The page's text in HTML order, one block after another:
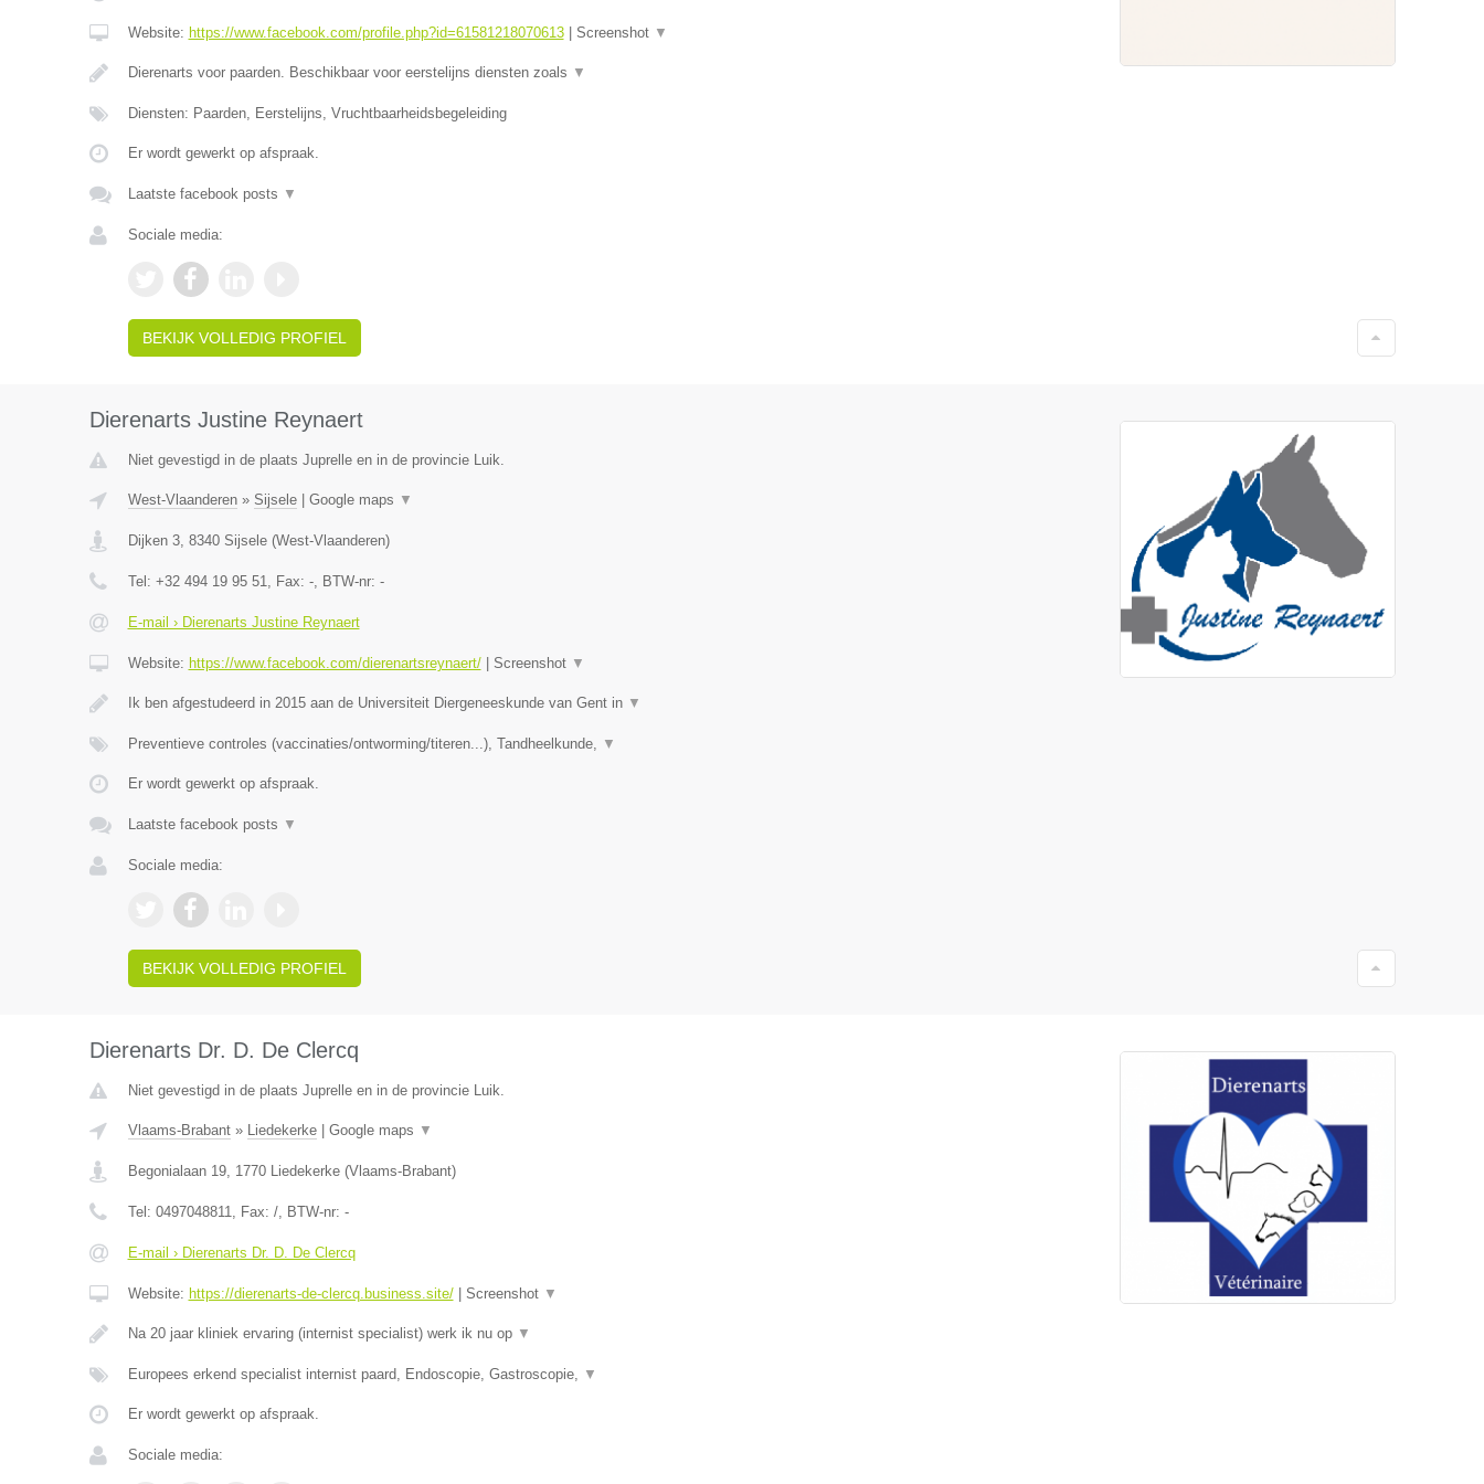
Website: https://www.facebook.com/profile.php?id=61581218070613| Screenshot ▼
Dierenarts voor paarden. Beschikbaar voor eerstelijns diensten zoals ▼
Diensten: Paarden, Eerstelijns, Vruchtbaarheidsbegeleiding
Er wordt gewerkt op afspraak.
Laatste facebook posts ▼
Sociale media:
BEKIJK VOLLEDIG PROFIEL
Dierenarts Justine Reynaert
Niet gevestigd in de plaats Juprelle en in de provincie Luik.
West-Vlaanderen» Sijsele| Google maps ▼
Dijken 3, 8340 Sijsele(West-Vlaanderen)
Tel: +32 494 19 95 51, Fax: -, BTW-nr: -
E-mail › Dierenarts Justine Reynaert
Website: https://www.facebook.com/dierenartsreynaert/| Screenshot ▼
Ik ben afgestudeerd in 2015 aan de Universiteit Diergeneeskunde van Gent in ▼
Preventieve controles (vaccinaties/ontworming/titeren...), Tandheelkunde, ▼
Er wordt gewerkt op afspraak.
Laatste facebook posts ▼
Sociale media:
BEKIJK VOLLEDIG PROFIEL
Dierenarts Dr. D. De Clercq
Niet gevestigd in de plaats Juprelle en in de provincie Luik.
Vlaams-Brabant» Liedekerke| Google maps ▼
Begonialaan 19, 1770 Liedekerke(Vlaams-Brabant)
Tel: 0497048811, Fax: /, BTW-nr: -
E-mail › Dierenarts Dr. D. De Clercq
Website: https://dierenarts-de-clercq.business.site/| Screenshot ▼
Na 20 jaar kliniek ervaring (internist specialist) werk ik nu op ▼
Europees erkend specialist internist paard, Endoscopie, Gastroscopie, ▼
Er wordt gewerkt op afspraak.
Sociale media: